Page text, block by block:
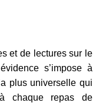
et de lectures sur le
s’impose à
plus universelle qui
chaque repas de